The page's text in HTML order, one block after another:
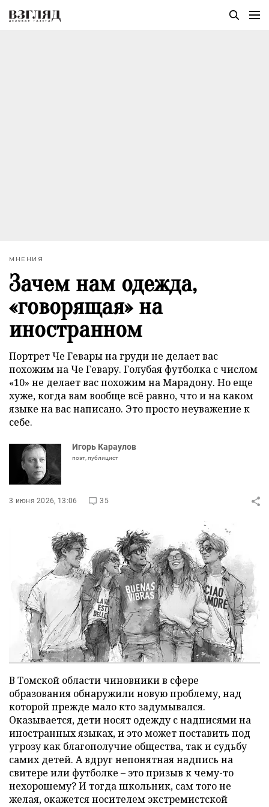
МНЕНИЯ
Зачем нам одежда,
«говорящая» на
иностранном
Портрет Че Гевары на груди не делает вас
похожим на Че Гевару. Голубая футболка с числом
«10» не делает вас похожим на Марадону. Но еще
хуже, когда вам вообще всё равно, что и на каком
языке на вас написано. Это просто неуважение к
себе.
Игорь Караулов
поэт, публицист
3 июня 2026, 13:06 35
В Томской области чиновники в сфере
образования обнаружили новую проблему, над
которой прежде мало кто задумывался.
Оказывается, дети носят одежду с надписями на
иностранных языках, и это может поставить под
угрозу как благополучие общества, так и судьбу
самих детей. А вдруг непонятная надпись на
свитере или футболке – это призыв к чему-то
нехорошему? И тогда школьник, сам того не
желая, окажется носителем экстремистской